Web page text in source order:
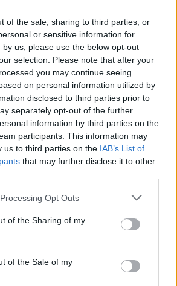
of the sale, sharing to third parties, or
or sensitive information for
us, please use the below opt-out
selection. Please note that after your
you may continue seeing
on personal information utilized by
disclosed to third parties prior to
separately opt-out of the further
information by third parties on the
participants. This information may
us to third parties on the IAB’s List of
that may further disclose it to other
website/app uses one or more Google
or usage behaviour. You may click to
to Google and its third-party tags to
specified purposes in below Google
Opt Outs
of the Sharing of my
of the Sale of my
jaunu shēmu izdomājuši
nevainīgs paziņojums, bet
var būt nopietnas –
eksperti brīdina par
krāpšanas veidu
ceļ trauksmi: krāpniekiem ir
ēsma, kas kļūst arvien
raksta Raimonds Pauls –
Ģirts saņem īsziņu no paša
un publicē to internetā
savus tuvos! Valters
par cilvēkiem bez dvēseles